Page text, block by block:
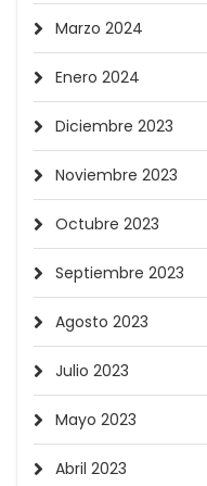
Marzo 2024
Enero 2024
Diciembre 2023
Noviembre 2023
Octubre 2023
Septiembre 2023
Agosto 2023
Julio 2023
Mayo 2023
Abril 2023